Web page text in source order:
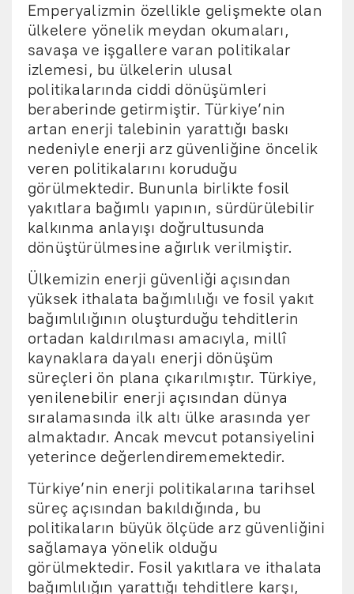
Emperyalizmin özellikle gelişmekte olan
ülkelere yönelik meydan okumaları,
savaşa ve işgallere varan politikalar
izlemesi, bu ülkelerin ulusal
politikalarında ciddi dönüşümleri
beraberinde getirmiştir. Türkiye’nin
artan enerji talebinin yarattığı baskı
nedeniyle enerji arz güvenliğine öncelik
veren politikalarını koruduğu
görülmektedir. Bununla birlikte fosil
yakıtlara bağımlı yapının, sürdürülebilir
kalkınma anlayışı doğrultusunda
dönüştürülmesine ağırlık verilmiştir.
Ülkemizin enerji güvenliği açısından
yüksek ithalata bağımlılığı ve fosil yakıt
bağımlılığının oluşturduğu tehditlerin
ortadan kaldırılması amacıyla, millî
kaynaklara dayalı enerji dönüşüm
süreçleri ön plana çıkarılmıştır. Türkiye,
yenilenebilir enerji açısından dünya
sıralamasında ilk altı ülke arasında yer
almaktadır. Ancak mevcut potansiyelini
yeterince değerlendirememektedir.
Türkiye’nin enerji politikalarına tarihsel
süreç açısından bakıldığında, bu
politikaların büyük ölçüde arz güvenliğini
sağlamaya yönelik olduğu
görülmektedir. Fosil yakıtlara ve ithalata
bağımlılığın yarattığı tehditlere karşı,